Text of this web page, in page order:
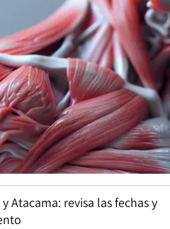
Atacama: revisa las fechas y